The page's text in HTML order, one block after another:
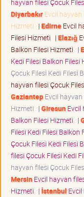
hayvan filesi Çocuk
DiyarbakırEvcil hayvan
Hizmeti | EdirneEvcil
Filesi Hizmeti | Elazığ
Balkon Filesi Hizmeti |
Kedi Filesi Balkon Filesi
Çocuk Filesi Kedi Filesi
hayvan filesi Çocuk
GaziantepEvcil hayvan
Hizmeti | GiresunEvcil
Balkon Filesi Hizmeti |
Filesi Kedi Filesi Balkon
Çocuk Filesi Kedi Filesi
filesi Çocuk Filesi Kedi
hayvan filesi Çocuk
MersinEvcil hayvan
Hizmeti | İstanbul